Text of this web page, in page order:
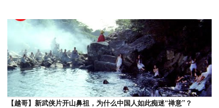
【越哥】新武侠片开山鼻祖，为什么中国人如此痴迷“禅意”？